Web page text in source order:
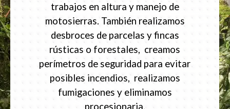
trabajos en altura y manejo de
motosierras. También realizamos
desbroces de parcelas y fincas
rústicas o forestales, creamos
perímetros de seguridad para evitar
posibles incendios, realizamos
fumigaciones y eliminamos
procesionaria.